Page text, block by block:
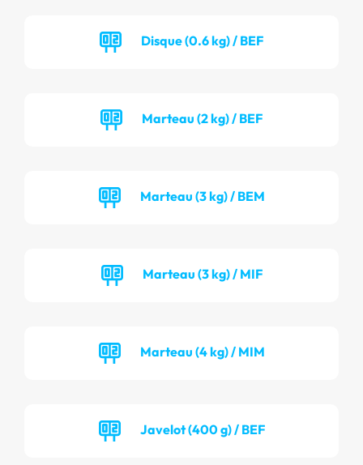
Disque (0.6 kg) / BEF
Marteau (2 kg) / BEF
Marteau (3 kg) / BEM
Marteau (3 kg) / MIF
Marteau (4 kg) / MIM
Javelot (400 g) / BEF